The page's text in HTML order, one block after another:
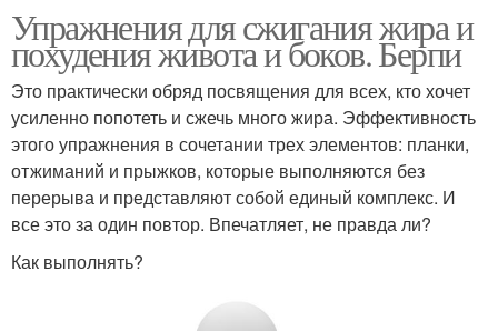
Упражнения для сжигания жира и
похудения живота и боков. Берпи
Это практически обряд посвящения для всех, кто хочет
усиленно попотеть и сжечь много жира. Эффективность
этого упражнения в сочетании трех элементов: планки,
отжиманий и прыжков, которые выполняются без
перерыва и представляют собой единый комплекс. И
все это за один повтор. Впечатляет, не правда ли?
Как выполнять?